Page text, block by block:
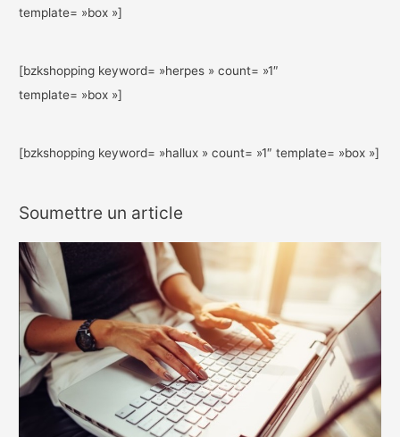
template= »box »]
[bzkshopping keyword= »herpes » count= »1″
template= »box »]
[bzkshopping keyword= »hallux » count= »1″ template= »box »]
Soumettre un article